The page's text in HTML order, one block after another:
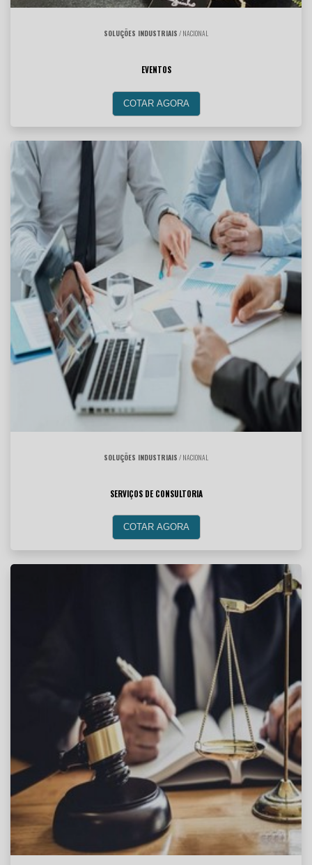
SOLUÇÕES INDUSTRIAIS / NACIONAL
EVENTOS
COTAR AGORA
SOLUÇÕES INDUSTRIAIS / NACIONAL
SERVIÇOS DE CONSULTORIA
COTAR AGORA